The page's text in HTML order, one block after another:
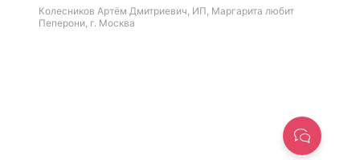
Колесников Артём Дмитриевич, ИП, Маргарита любит
Пеперони, г. Москва